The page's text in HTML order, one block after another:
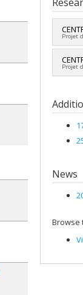
Lien
Projet
Lead
Co-
Projet
Co-
News
Browse